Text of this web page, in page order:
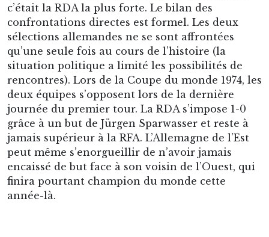
c’était la RDA la plus forte. Le bilan des
confrontations directes est formel. Les deux
sélections allemandes ne se sont affrontées
qu’une seule fois au cours de l’histoire (la
situation politique a limité les possibilités de
rencontres). Lors de la Coupe du monde 1974, les
deux équipes s’opposent lors de la dernière
journée du premier tour. La RDA s’impose 1-0
grâce à un but de Jürgen Sparwasser et reste à
jamais supérieur à la RFA. L’Allemagne de l’Est
peut même s’enorgueillir de n’avoir jamais
encaissé de but face à son voisin de l’Ouest, qui
finira pourtant champion du monde cette
année-là.